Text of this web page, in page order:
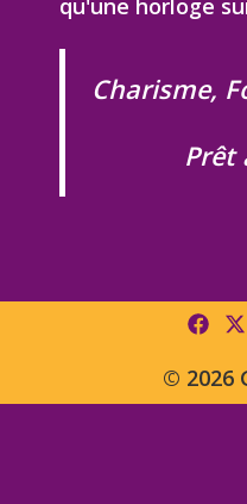
qu'une horloge
Charisme,
Prêt
© 2026